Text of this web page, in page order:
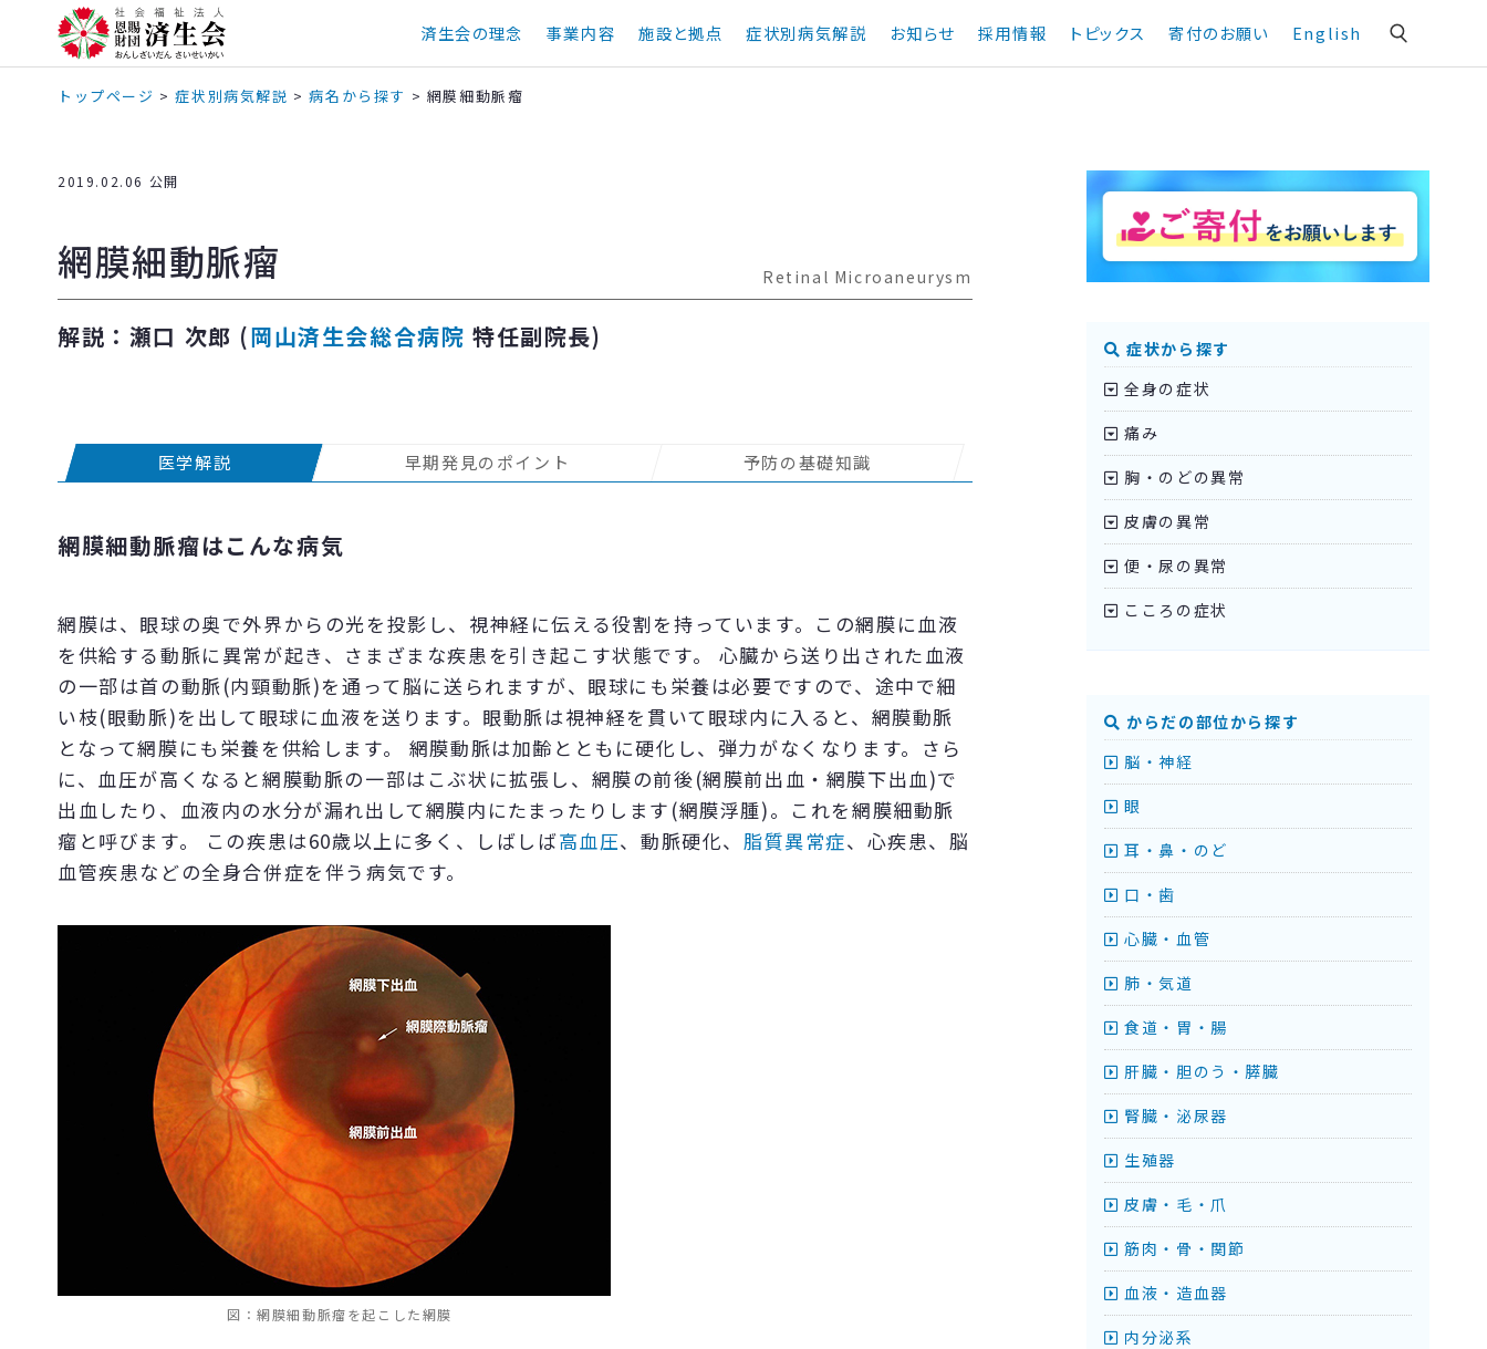
済生会の理念 事業内容 施設と拠点 症状別病気解説 お知らせ 採用情報 トピックス 寄付のお願い English
トップページ >症状別病気解説 >病名から探す > 網膜細動脈瘤
2019.02.06 公開
網膜細動脈瘤 Retinal Microaneurysm
解説：瀬口 次郎 (岡山済生会総合病院 特任副院長)
医学解説 早期発見のポイント 予防の基礎知識
網膜細動脈瘤はこんな病気
網膜は、眼球の奥で外界からの光を投影し、視神経に伝える役割を持っています。この網膜に血液
を供給する動脈に異常が起き、さまざまな疾患を引き起こす状態です。 心臓から送り出された血液
の一部は首の動脈(内頸動脈)を通って脳に送られますが、眼球にも栄養は必要ですので、途中で細
い枝(眼動脈)を出して眼球に血液を送ります。眼動脈は視神経を貫いて眼球内に入ると、網膜動脈
となって網膜にも栄養を供給します。 網膜動脈は加齢とともに硬化し、弾力がなくなります。さら
に、血圧が高くなると網膜動脈の一部はこぶ状に拡張し、網膜の前後(網膜前出血・網膜下出血)で
出血したり、血液内の水分が漏れ出して網膜内にたまったりします(網膜浮腫)。これを網膜細動脈
瘤と呼びます。 この疾患は60歳以上に多く、しばしば高血圧、動脈硬化、脂質異常症、心疾患、脳
血管疾患などの全身合併症を伴う病気です。
図：網膜細動脈瘤を起こした網膜
症状から探す
全身の症状
痛み
胸・のどの異常
皮膚の異常
便・尿の異常
こころの症状
からだの部位から探す
脳・神経
眼
耳・鼻・のど
口・歯
心臓・血管
肺・気道
食道・胃・腸
肝臓・胆のう・膵臓
腎臓・泌尿器
生殖器
皮膚・毛・爪
筋肉・骨・関節
血液・造血器
内分泌系